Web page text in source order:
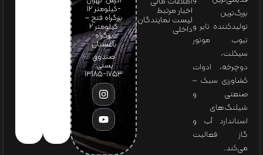
بزرگ‌ترین
تولیدکننده تایر و
تیوب موتور
سیکلت،
دوچرخه، ادوات
کشاورزی سبک –
صنعتی و
شیلنگ‌های
استاندارد آب و
گاز فعالیت
می‌کند.
اخبار مرتبط
لیست نمایندگان
داخلی
-کیلومتر 12
بزرگراه فتح –
کیلومتر ۲
بزرگراه
باغستان
صندوق
پستی:
1753-13185